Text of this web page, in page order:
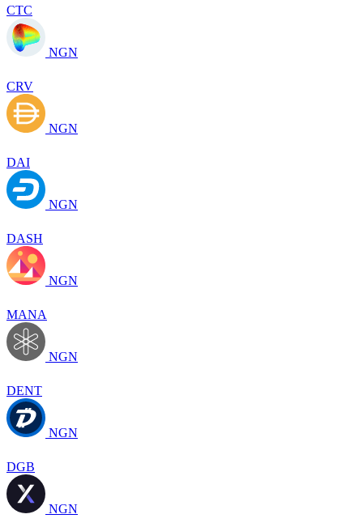
CTC
NGN
CRV
NGN
DAI
NGN
DASH
NGN
MANA
NGN
DENT
NGN
DGB
NGN